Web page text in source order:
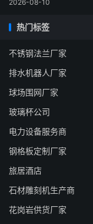
2026-08-10
热门标签
不锈钢法兰厂家
排水机器人厂家
球场围网厂家
玻璃杯公司
电力设备服务商
钢格板定制厂家
旅居酒店
石材雕刻机生产商
花岗岩供货厂家